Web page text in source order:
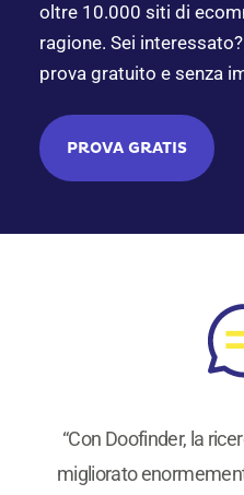
oltre 10.000 siti di
ragione. Sei
prova gratuito e senza
PROVA GRATIS
“Con Doofinder, la
migliorato